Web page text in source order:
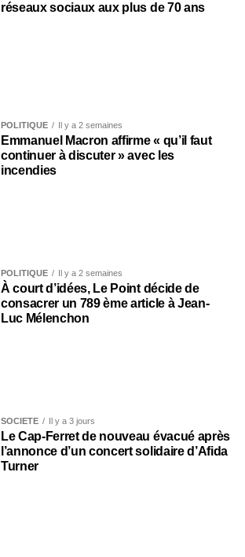
réseaux sociaux aux plus de 70 ans
POLITIQUE Il y a 2 semaines
Emmanuel Macron affirme « qu’il faut
continuer à discuter » avec les
incendies
POLITIQUE Il y a 2 semaines
À court d’idées, Le Point décide de
consacrer un 789 ème article à Jean-
Luc Mélenchon
SOCIÉTÉ Il y a 3 jours
Le Cap-Ferret de nouveau évacué après
l’annonce d’un concert solidaire d’Afida
Turner